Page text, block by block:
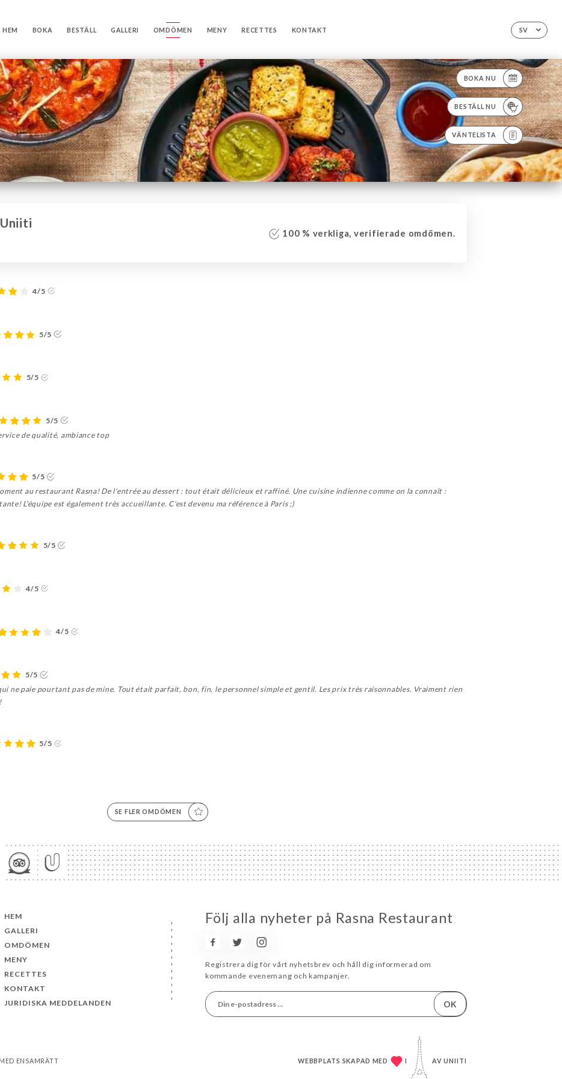
SV
HEM BOKA BESTÄLL GALLERI OMDÖMEN MENY RECETTES KONTAKT
BOKA NU
BESTÄLL NU
VÄNTELISTA
100 % verkliga, verifierade omdömen.
4/5
5/5
5/5
5/5
de qualité, ambiance top
5/5
au restaurant Rasna! De l'entrée au dessert : tout était délicieux et raffiné. Une cuisine indienne comme on la connaît :
L'équipe est également très accueillante. C'est devenu ma référence à Paris ;)
5/5
4/5
4/5
5/5
ne paie pourtant pas de mine. Tout était parfait, bon, fin, le personnel simple et gentil. Les prix très raisonnables. Vraiment rien
5/5
SE FLER OMDÖMEN
HEM
GALLERI
OMDÖMEN
MENY
RECETTES
KONTAKT
JURIDISKA MEDDELANDEN
Följ alla nyheter på Rasna Restaurant
Registrera dig för vårt nyhetsbrev och håll dig informerad om
kommande evenemang och kampanjer.
OK
ENSAMRÄTT WEBBPLATS SKAPAD MED AVUNIITI